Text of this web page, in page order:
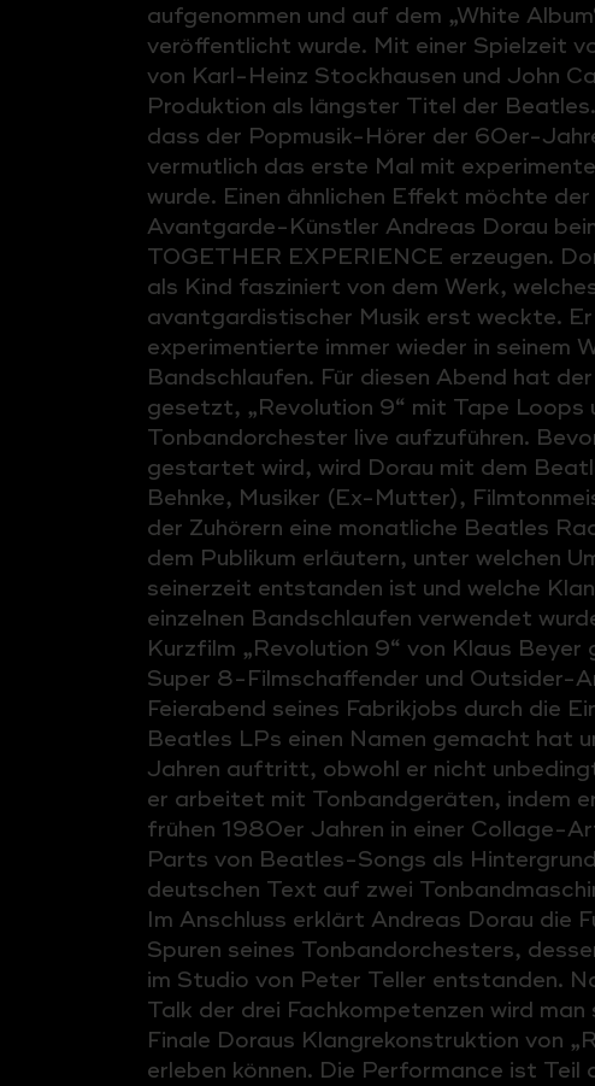
aufgenommen und auf dem „White
veröffentlicht wurde. Mit einer Spielzeit
von Karl-Heinz Stockhausen und John
Produktion als längster Titel der
dass der Popmusik-Hörer der 60er-
vermutlich das erste Mal mit
wurde. Einen ähnlichen Effekt möchte
Avantgarde-Künstler Andreas Dorau
TOGETHER EXPERIENCE erzeugen.
als Kind fasziniert von dem Werk,
avantgardistischer Musik erst weckte.
experimentierte immer wieder in seinem
Bandschlaufen. Für diesen Abend hat
gesetzt, „Revolution 9“ mit Tape Loops
Tonbandorchester live aufzuführen.
gestartet wird, wird Dorau mit dem
Behnke, Musiker (Ex-Mutter),
der Zuhörern eine monatliche Beatles
dem Publikum erläutern, unter welchen
seinerzeit entstanden ist und welche
einzelnen Bandschlaufen verwendet
Kurzfilm „Revolution 9“ von Klaus Beyer
Super 8-Filmschaffender und Outsider-
Feierabend seines Fabrikjobs durch die
Beatles LPs einen Namen gemacht hat
Jahren auftritt, obwohl er nicht
er arbeitet mit Tonbandgeräten, indem
frühen 1980er Jahren in einer Collage-
Parts von Beatles-Songs als
deutschen Text auf zwei
Im Anschluss erklärt Andreas Dorau die
Spuren seines Tonbandorchesters,
im Studio von Peter Teller entstanden.
Talk der drei Fachkompetenzen wird
Finale Doraus Klangrekonstruktion von
erleben können. Die Performance ist Teil